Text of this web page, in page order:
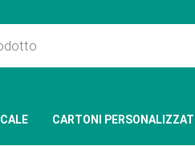
CARTONI PERSONALIZZATI